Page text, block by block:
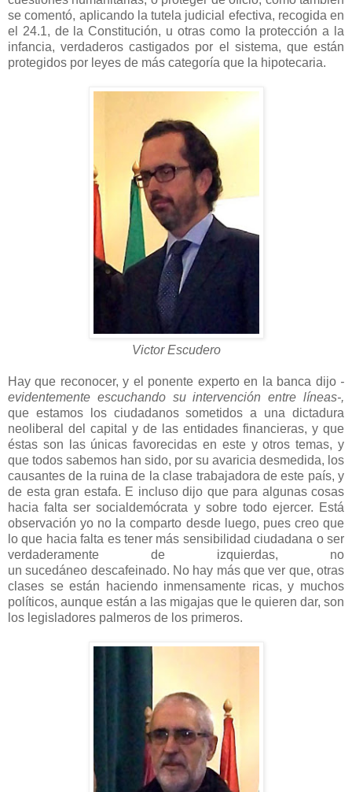
se comentó, aplicando la tutela judicial efectiva, recogida en
el 24.1, de la Constitución, u otras como la protección a la
infancia, verdaderos castigados por el sistema, que están
protegidos por leyes de más categoría que la hipotecaria.
Victor Escudero
Hay que reconocer, y el ponente experto en la banca dijo -
evidentemente escuchando su intervención entre líneas-,
que estamos los ciudadanos sometidos a una dictadura
neoliberal del capital y de las entidades financieras, y que
éstas son las únicas favorecidas en este y otros temas, y
que todos sabemos han sido, por su avaricia desmedida, los
causantes de la ruina de la clase trabajadora de este país, y
de esta gran estafa. E incluso dijo que para algunas cosas
hacia falta ser socialdemócrata y sobre todo ejercer. Está
observación yo no la comparto desde luego, pues creo que
lo que hacia falta es tener más sensibilidad ciudadana o ser
verdaderamente de izquierdas, no
un sucedáneo descafeinado. No hay más que ver que, otras
clases se están haciendo inmensamente ricas, y muchos
políticos, aunque están a las migajas que le quieren dar, son
los legisladores palmeros de los primeros.